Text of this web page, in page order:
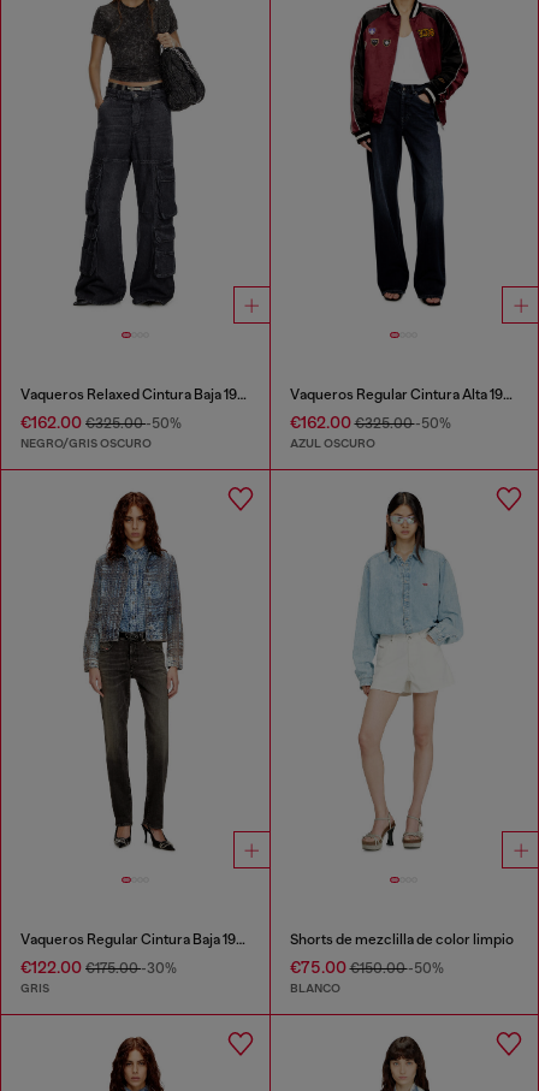
Vaqueros Relaxed Cintura Baja 1996 D-Sire
€162.00 €325.00-50%
NEGRO/GRIS OSCURO
Vaqueros Regular Cintura Alta 1971 D-Sent
€162.00€325.00-50%
AZUL OSCURO
Vaqueros Regular Cintura Baja 1989 D-Mine
€122.00 €175.00-30%
GRIS
Shorts de mezclilla de color limpio
€75.00€150.00-50%
BLANCO